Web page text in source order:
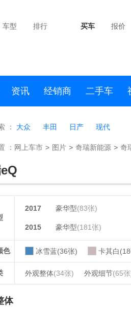
车型 排行 买车 报价
资讯 经销商 二手车
： 大众 丰田 日产 现代
： 网上车市 > 图片 > 奇瑞新能源 > 奇
2017 豪华型(83张)
2015 豪华型(181张)
色 冰雪蓝(36张) 卡其白
外观整体(34张) 外观细节(65
体